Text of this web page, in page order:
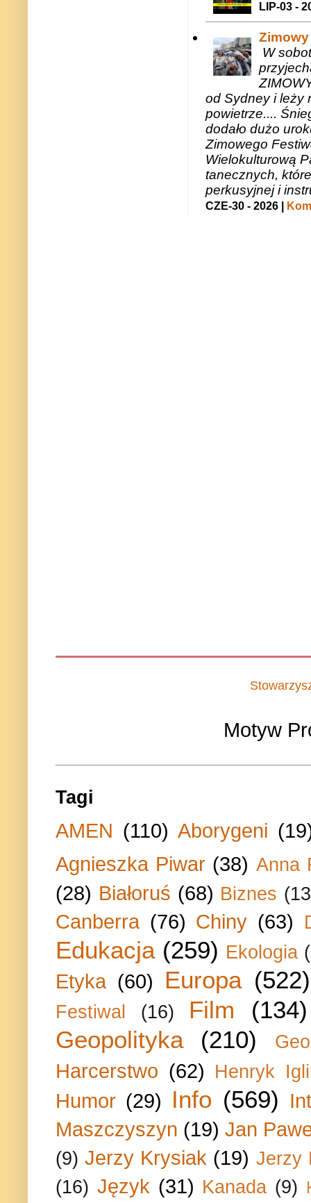
LIP-03 -
W
od Sydney i leży
powietrze....
dodało dużo
Zimowego
Wielokulturową
tanecznych,
perkusyjnej i
CZE-30 - 2026 |
Motyw
Tagi
AMEN (110) Aborygeni
Agnieszka Piwar (38) Anna
(28) Białoruś (68) Biznes
Canberra (76) Chiny (63)
Edukacja (259) Ekologia
Etyka (60) Europa (522)
Festiwal (16) Film
(134)
Geopolityka
(210)
Harcerstwo (62) Henryk
Humor (29) Info (569)
Maszczyszyn (19) Jan
(9) Jerzy Krysiak (19) Jerzy
(16) Język (31) Kanada (9)